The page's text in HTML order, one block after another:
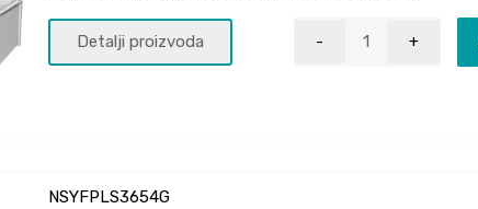
Detalji proizvoda
NSYFPLS3654G